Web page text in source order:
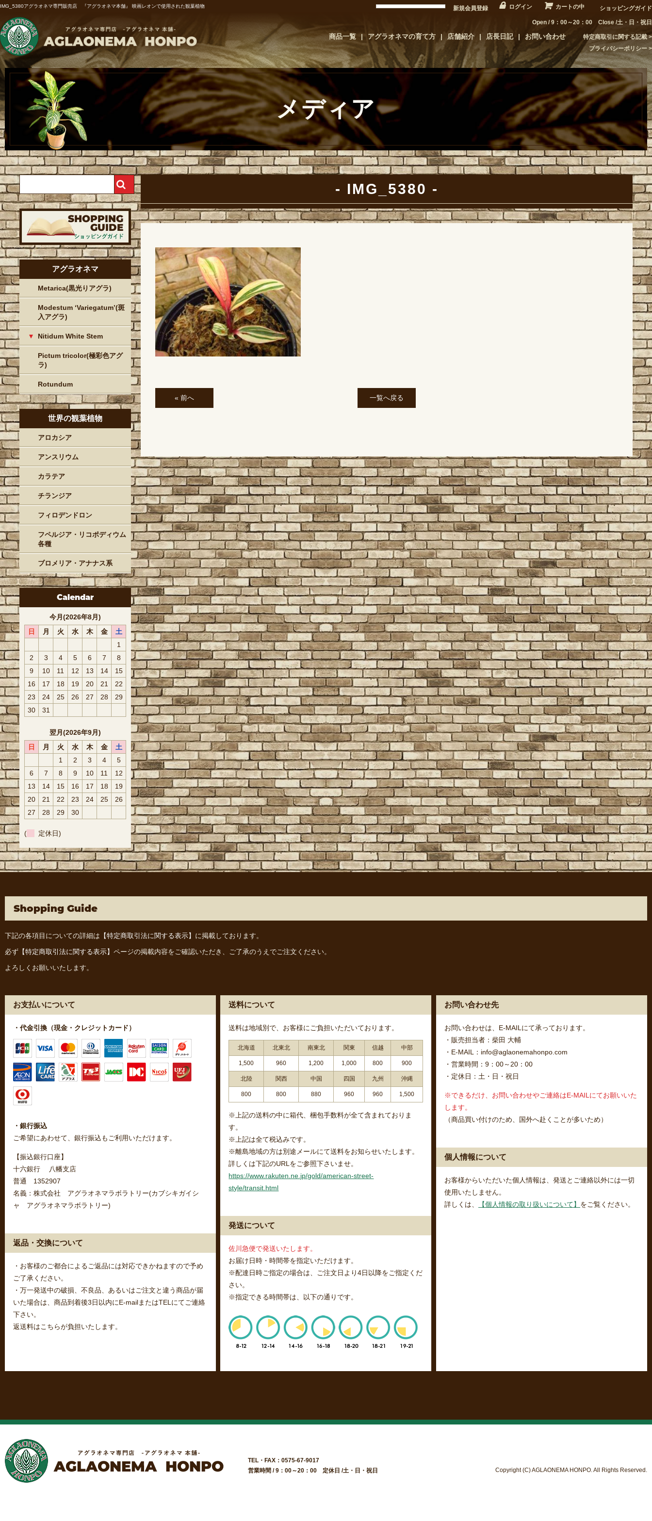
IMG_5380アグラオネマ専門販売店 『アグラオネマ本舗』 映画レオンで使用された観葉植物 新規会員登録 ログイン カートの中 ショッピングガイド
Open / 9：00～20：00 Close /土・日・祝日
商品一覧 アグラオネマの育て方 店舗紹介 店長日記 お問い合わせ
特定商取引に関する記載
プライバシーポリシー
メディア
IMG_5380
« 前へ 一覧へ戻る
アグラオネマ
Metarica(黒光りアグラ)
Modestum ‘Variegatum’(斑
入アグラ)
Nitidum White Stem
Pictum tricolor(極彩色アグ
ラ)
Rotundum
世界の観葉植物
アロカシア
アンスリウム
カラテア
チランジア
フィロデンドロン
フペルジア・リコポディウム
各種
ブロメリア・アナナス系
Calendar
今月(2026年8月)
日
月 火 水 木 金
土
1
2
3 4 5 6 7
8
9
10 11 12 13 14
15
16
17 18 19 20 21
22
23
24 25 26 27 28
29
30
31
翌月(2026年9月)
日
月 火 水 木 金
土
1
2 3 4
5
6
7 8 9 10 11
12
13
14 15 16 17 18
19
20
21 22 23 24 25
26
27
28 29 30
( 定休日)
Shopping Guide
下記の各項目についての詳細は 【特定商取引法に関する表示】 に掲載しております。
必ず 【特定商取引法に関する表示】 ページの掲載内容をご確認いただき、ご了承のうえでご注文ください。
よろしくお願いいたします。
お支払いについて
・代金引換（現金・クレジットカード）
・銀行振込
ご希望にあわせて、銀行振込もご利用いただけます。
【振込銀行口座】
十六銀行 八幡支店
普通 1352907
名義：株式会社 アグラオネマラボラトリー(カブシキガイシ
ャ アグラオネマラボラトリー)
返品・交換について
・お客様のご都合によるご返品には対応できかねますので予め
ご了承ください。
・万一発送中の破損、不良品、あるいはご注文と違う商品が届
いた場合は、商品到着後3日以内にE-mailまたはTELにてご連絡
下さい。
返送料はこちらが負担いたします。
送料について
送料は地域別で、お客様にご負担いただいております。
北海道 北東北 南東北 関東 信越 中部
1,500 960 1,200 1,000 800 900
北陸 関西 中国 四国 九州 沖縄
800 800 880 960 960 1,500
※上記の送料の中に箱代、梱包手数料が全て含まれておりま
す。
※上記は全て税込みです。
※離島地域の方は別途メールにて送料をお知らせいたします。
詳しくは下記のURLをご参照下さいませ。
https://www.rakuten.ne.jp/gold/american-street-
style/transit.html
発送について
佐川急便で発送いたします。
お届け日時・時間帯を指定いただけます。
※配達日時ご指定の場合は、ご注文日より4日以降をご指定くだ
さい。
※指定できる時間帯は、以下の通りです。
お問い合わせ先
お問い合わせは、E-MAILにて承っております。
・販売担当者：柴田 大輔
・E-MAIL：info@aglaonemahonpo.com
・営業時間：9：00～20：00
・定休日：土・日・祝日
※できるだけ、お問い合わせやご連絡はE-MAILにてお願いいた
します。
（商品買い付けのため、国外へ赴くことが多いため）
個人情報について
お客様からいただいた個人情報は、発送とご連絡以外には一切
使用いたしません。
詳しくは、
【個人情報の取り扱いについて】 をご覧ください。
TEL・FAX：0575-67-9017
営業時間 / 9：00～20：00 定休日 /土・日・祝日
Copyright (C) AGLAONEMA HONPO. All Rights Reserved.